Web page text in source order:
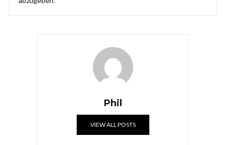
Phil
VIEW ALL POSTS